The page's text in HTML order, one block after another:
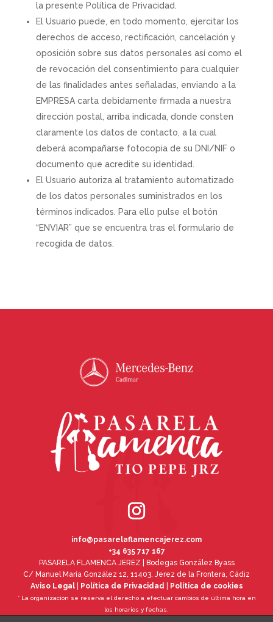
la presente Política de Privacidad.
El Usuario puede, en todo momento, ejercitar los
derechos de acceso, rectificación, cancelación y
oposición sobre sus datos personales así como el
de revocación del consentimiento para cualquier
de las finalidades antes señaladas, enviando a la
EMPRESA carta debidamente firmada a nuestra
dirección postal, arriba indicada, donde consten
claramente los datos de contacto, a la cual
deberá acompañarse fotocopia de su DNI/NIF o
documento que acredite su identidad.
El Usuario autoriza al tratamiento automatizado
de los datos personales suministrados en los
términos indicados. Para ello pulse el botón
“ENVIAR” que se encuentra tras el formulario de
recogida de datos.
info@pasarelaflamencajerez.com
+34 635 717 167
PASARELA FLAMENCA JEREZ | Bodegas González Byass
C/ Manuel María González 12, 11403, Jerez de la Frontera, Cádiz
Aviso Legal| Política de Privacidad Política de cookies
* La organización se reserva el derecho a efectuar cambios de última hora en
los horarios y fechas.